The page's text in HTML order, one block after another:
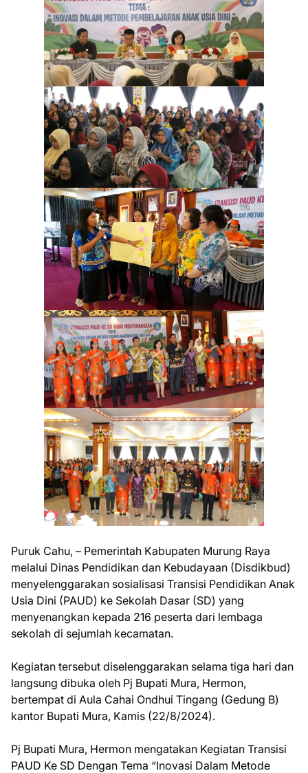
Puruk Cahu, – Pemerintah Kabupaten Murung Raya
melalui Dinas Pendidikan dan Kebudayaan (Disdikbud)
menyelenggarakan sosialisasi Transisi Pendidikan Anak
Usia Dini (PAUD) ke Sekolah Dasar (SD) yang
menyenangkan kepada 216 peserta dari lembaga
sekolah di sejumlah kecamatan.
Kegiatan tersebut diselenggarakan selama tiga hari dan
langsung dibuka oleh Pj Bupati Mura, Hermon,
bertempat di Aula Cahai Ondhui Tingang (Gedung B)
kantor Bupati Mura, Kamis (22/8/2024).
Pj Bupati Mura, Hermon mengatakan Kegiatan Transisi
PAUD Ke SD Dengan Tema “Inovasi Dalam Metode